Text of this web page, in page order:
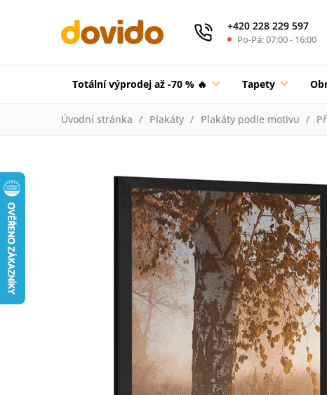
+420 228 229 597
Po-Pá: 07:00 - 16:00
Totální výprodej až -70 % 🔥 Tapety
Úvodní stránka Plakáty Plakáty podle motivu